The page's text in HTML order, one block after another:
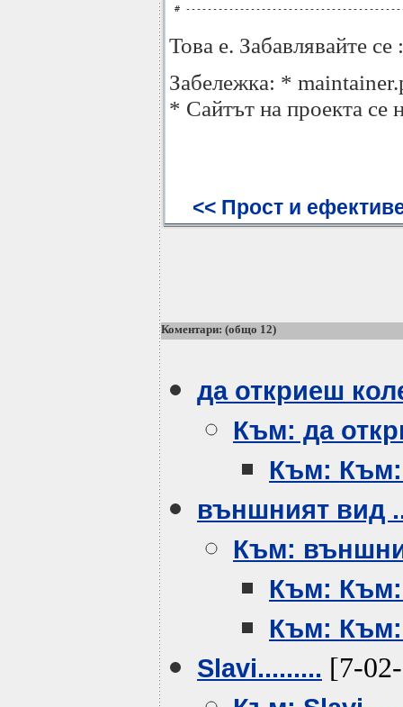
#
Това е. Забавлявайте се
Забележка: *
* Сайтът на проекта се
<< Прост и
Коментари: (общо 12)
да откриеш
Към: да
Към: Към:
външният вид
Към:
Към: Към:
Към:
Slavi......... [7-